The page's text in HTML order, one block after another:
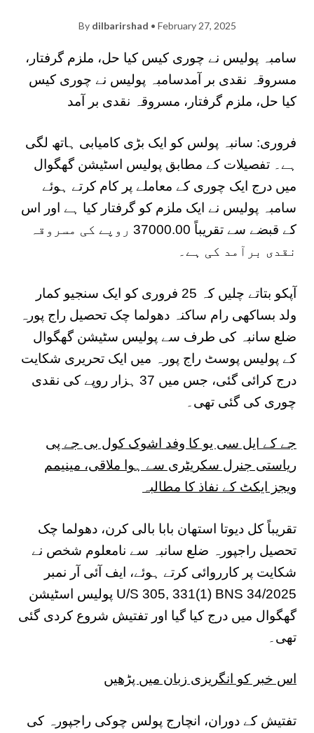
By dilbarirshad • February 27, 2025
سامبہ پولیس نے چوری کیس کیا حل، ملزم گرفتار،
مسروقہ نقدی بر آمدسامبہ پولیس نے چوری کیس
کیا حل، ملزم گرفتار، مسروقہ نقدی بر آمد
فروری: سانبہ پولس کو ایک بڑی کامیابی ہاتھ لگی
ہے۔ تفصیلات کے مطابق پولیس اسٹیشن گھگوال
میں درج ایک چوری کے معاملے پر کام کرتے ہوئے
سامبہ پولیس نے ایک ملزم کو گرفتار کیا ہے اور اس
کے قبضے سے تقریباً 37000.00 روپے کی مسروقہ
نقدی برآمد کی ہے۔
آپکو بتاتے چلیں کہ 25 فروری کو ایک سنجیو کمار
ولد بساکھی رام ساکنہ دھولما چک تحصیل راج پورہ
ضلع سانبہ کی طرف سے پولیس سٹیشن گھگوال
کے پولیس پوسٹ راج پورہ میں ایک تحریری شکایت
درج کرائی گئی، جس میں 37 ہزار روپے کی نقدی
چوری کی گئی تھی۔
جے کے ایل سی یو کا وفد اشوک کول بی جے پی
ریاستی جنرل سکریٹری سے ہوا ملاقی، مینیمم
ویجز ایکٹ کے نفاذ کا مطالبہ
تقریباً کل دیوتا استھان بابا بالی کرن، دھولما چک
تحصیل راجپورہ ضلع سانبہ سے نامعلوم شخص نے
شکایت پر کارروائی کرتے ہوئے، ایف آئی آر نمبر
34/2025 U/S 305, 331(1) BNS پولیس اسٹیشن
گھگوال میں درج کیا گیا اور تفتیش شروع کردی گئی
تھی۔
اس خبر کو انگریزی زبان میں پڑھیں
تفتیش کے دوران، انچارج پولس چوکی راجپورہ کی